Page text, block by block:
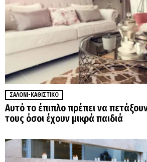
ΣΑΛΌΝΙ-ΚΑΘΙΣΤΙΚΌ
Αυτό το έπιπλο πρέπει να
τους όσοι έχουν μικρά παιδιά